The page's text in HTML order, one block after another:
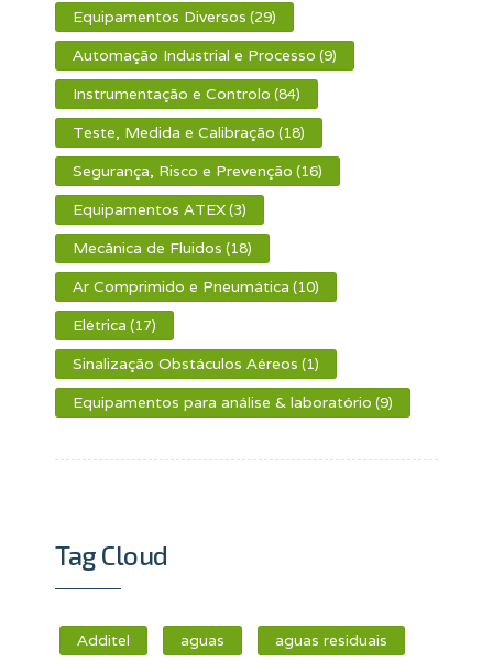
Equipamentos Diversos (29)
Automação Industrial e Processo (9)
Instrumentação e Controlo (84)
Teste, Medida e Calibração (18)
Segurança, Risco e Prevenção (16)
Equipamentos ATEX(3)
Mecânica de Fluidos (18)
Ar Comprimido e Pneumática (10)
Elétrica (17)
Sinalização Obstáculos Aéreos (1)
Equipamentos para análise & laboratório (9)
Tag Cloud
Additel aguas aguas residuais